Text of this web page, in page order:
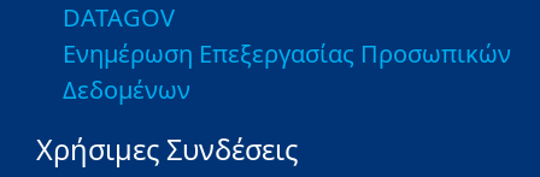
DATAGOV
Ενημέρωση Επεξεργασίας Προσωπικών
Δεδομένων
Χρήσιμες Συνδέσεις